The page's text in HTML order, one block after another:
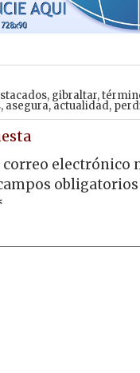
, gibraltar,
, asegura,actualidad,
electrónico